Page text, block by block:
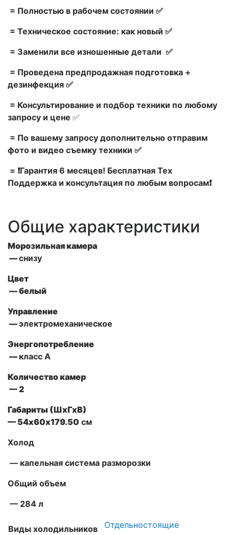
= Полностью в рабочем состоянии ✅
= Техническое состояние: как новый ✅
= Заменили все изношенные детали ✅
= Проведена предпродажная подготовка +
дезинфекция ✅
= Консультирование и подбор техники по любому
запросу и цене ✅
= По вашему запросу дополнительно отправим
фото и видео съемку техники ✅
= ❗Гарантия 6 месяцев! Бесплатная Тех
Поддержка и консультация по любым вопросам❗
Общие характеристики
Морозильная камера
—снизу
Цвет
— белый
Управление
—электромеханическое
Энергопотребление
— класс А
Количество камер
— 2
Габариты (ШxГxВ)
— 54х60х179.50 см
Холод
— капельная система разморозки
Общий объем
— 284 л
Виды холодильников Отдельностоящие